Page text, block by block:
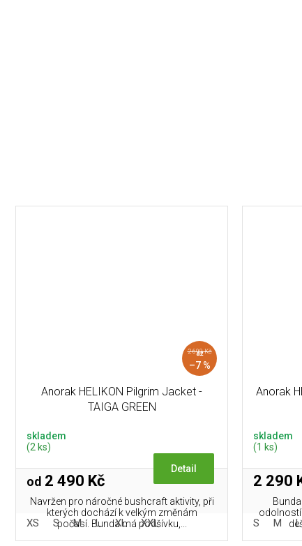
2 690 Kč
až
–7 %
Anorak HELIKON Pilgrim Jacket -
TAIGA GREEN
skladem
(2 ks)
od 2 490 Kč
Detail
Navržen pro náročné bushcraft aktivity, při
kterých dochází k velkým změnám
počasí. Bunda má podšívku,...
XS S M L XL XXL
Anorak
skladem
(1 ks)
2 290
odolností
S M L